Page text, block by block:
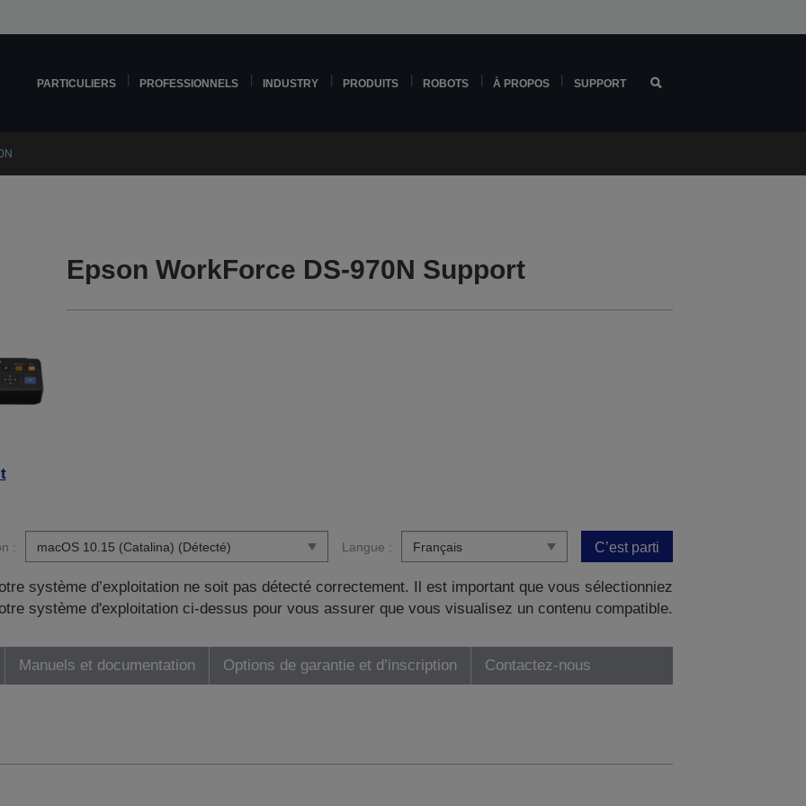
PARTICULIERS PROFESSIONNELS INDUSTRY PRODUITS ROBOTS À PROPOS SUPPORT
Epson WorkForce DS-970N Support
: Langue : C’est parti
système d’exploitation ne soit pas détecté correctement. Il est important que vous sélectionniez
système d'exploitation ci-dessus pour vous assurer que vous visualisez un contenu compatible.
Manuels et documentation Options de garantie et d’inscription Contactez-nous